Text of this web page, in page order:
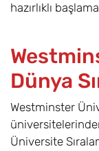
Graphic Design
BA
History with
Foundation BA
Human Nutrition
with Foundation
hazırlıklı
Dünya
Westminster
Üniversite